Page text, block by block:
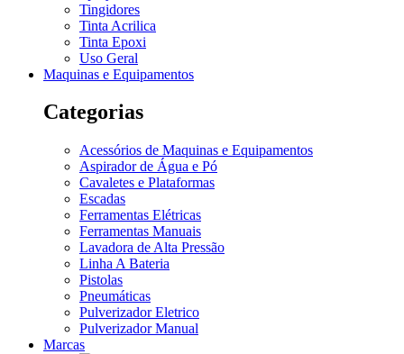
Tingidores
Tinta Acrilica
Tinta Epoxi
Uso Geral
Maquinas e Equipamentos
Categorias
Acessórios de Maquinas e Equipamentos
Aspirador de Água e Pó
Cavaletes e Plataformas
Escadas
Ferramentas Elétricas
Ferramentas Manuais
Lavadora de Alta Pressão
Linha A Bateria
Pistolas
Pneumáticas
Pulverizador Eletrico
Pulverizador Manual
Marcas